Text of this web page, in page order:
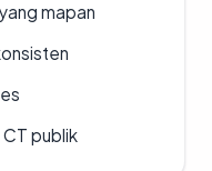
mapan
CT publik